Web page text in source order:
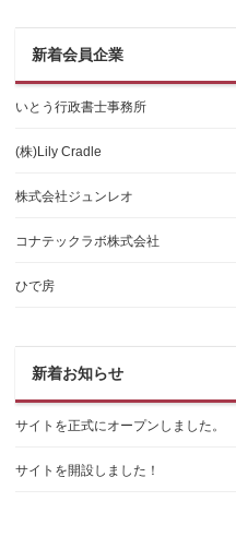
新着会員企業
いとう行政書士事務所
(株)Lily Cradle
株式会社ジュンレオ
コナテックラボ株式会社
ひで房
新着お知らせ
サイトを正式にオープンしました。
サイトを開設しました！